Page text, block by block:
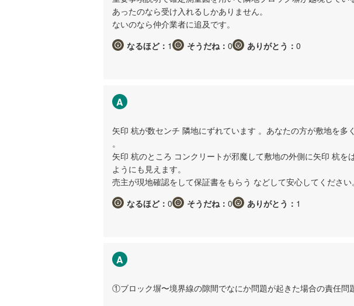
あったのなら受け入れるしかありません。
ないのなら仲介業者に追及です。
なるほど： 1 そうだね： 0 ありがとう： 0
A
矢印 杭が数センチ 隣地にずれています 。あなたの方が敷地を多
。
矢印 杭のところ コンクリートが邪魔して敷地の外側に矢印 杭を
ようにも見えます。
売主が現地確認をして保証書をもらう などして安心してください。
なるほど： 0 そうだね： 0 ありがとう： 1
A
①ブロック塀〜境界線の隙間でなにか問題が起きた場合の責任問